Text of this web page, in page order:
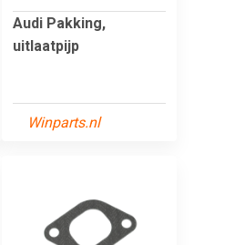
Audi Pakking,
uitlaatpijp
Winparts.nl